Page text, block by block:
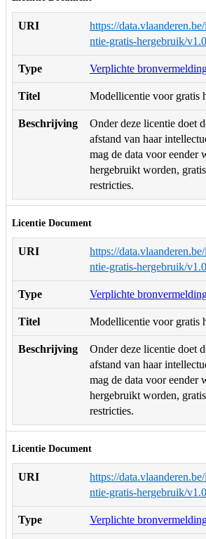
URI
https://
ntie-gratis-hergebruik/v1.0
Type Verplichte
Titel Modellicentie voor gratis
Beschrijving
Onder deze licentie doet
afstand van haar
mag de data voor eender
hergebruikt worden,
restricties.
Licentie Document
URI
https://
ntie-gratis-hergebruik/v1.0
Type Verplichte
Titel Modellicentie voor gratis
Beschrijving
Onder deze licentie doet
afstand van haar
mag de data voor eender
hergebruikt worden,
restricties.
Licentie Document
URI
https://
ntie-gratis-hergebruik/v1.0
Type Verplichte